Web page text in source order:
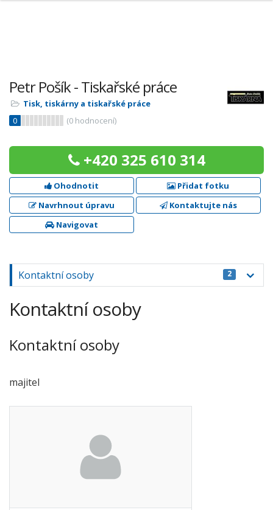
Petr Pošík - Tiskařské práce
Tisk, tiskárny a tiskařské práce
0
(0 hodnocení)
+420 325 610 314
Ohodnotit
Přidat fotku
Navrhnout úpravu
Kontaktujte nás
Navigovat
Kontaktní osoby 2
Kontaktní osoby
Kontaktní osoby
majitel